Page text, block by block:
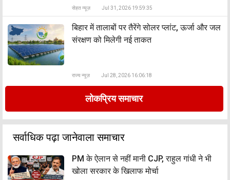
सेहत न्यूज़ Jul 31, 2026 19:59:35
बिहार में तालाबों पर तैरेंगे सोलर प्लांट, ऊर्जा और जल
संरक्षण को मिलेगी नई ताकत
राज्य न्यूज़ Jul 28, 2026 16:06:18
लोकप्रिय समाचार
सर्वाधिक पढ़ा जानेवाला समाचार
PM के ऐलान से नहीं मानी CJP, राहुल गांधी ने भी
खोला सरकार के खिलाफ मोर्चा